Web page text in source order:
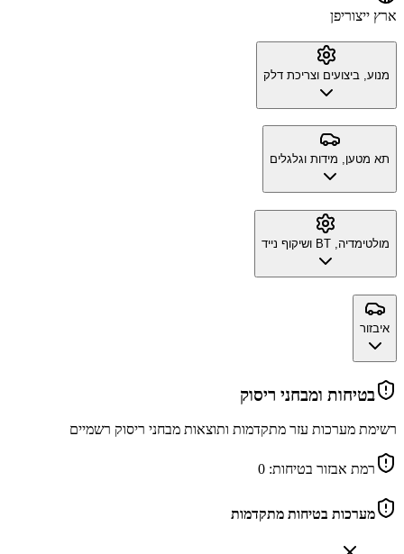
ארץ ייצוריפן
מנוע, ביצועים וצריכת דלק
תא מטען, מידות וגלגלים
מולטימדיה, BT ושיקוף נייד
איבזור
בטיחות ומבחני ריסוק
רשימת מערכות עזר מתקדמות ותוצאות מבחני ריסוק רשמיים
רמת אבזור בטיחות: 0
מערכות בטיחות מתקדמות